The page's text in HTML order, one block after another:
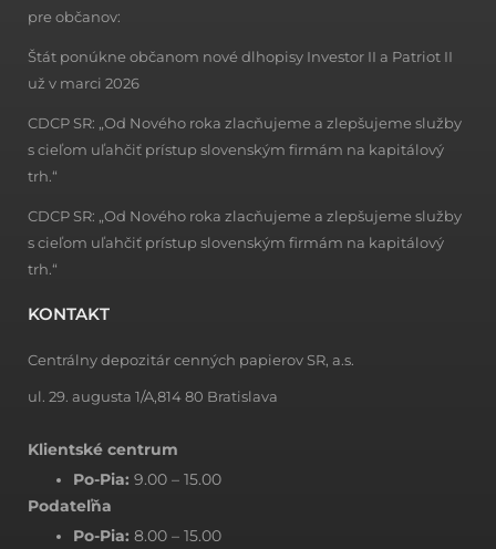
pre občanov:
Štát ponúkne občanom nové dlhopisy Investor II a Patriot II
už v marci 2026
CDCP SR: „Od Nového roka zlacňujeme a zlepšujeme služby
s cieľom uľahčiť prístup slovenským firmám na kapitálový
trh.“
CDCP SR: „Od Nového roka zlacňujeme a zlepšujeme služby
s cieľom uľahčiť prístup slovenským firmám na kapitálový
trh.“
KONTAKT
Centrálny depozitár cenných papierov SR, a.s.
ul. 29. augusta 1/A,814 80 Bratislava
Klientské centrum
Po-Pia: 9.00 – 15.00
Podateľňa
Po-Pia:8.00 – 15.00